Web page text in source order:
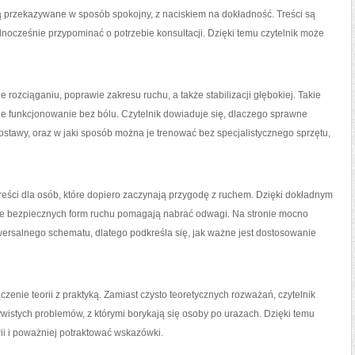
w sposób spokojny, z naciskiem na dokładność. Treści są
przypominać o potrzebie konsultacji. Dzięki temu czytelnik może
rozciąganiu, poprawie zakresu ruchu, a także stabilizacji głębokiej. Takie
funkcjonowanie bez bólu. Czytelnik dowiaduje się, dlaczego sprawne
oraz w jaki sposób można je trenować bez specjalistycznego sprzętu,
dla osób, które dopiero zaczynają przygodę z ruchem. Dzięki dokładnym
bezpiecznych form ruchu pomagają nabrać odwagi. Na stronie mocno
schematu, dlatego podkreśla się, jak ważne jest dostosowanie
teorii z praktyką. Zamiast czysto teoretycznych rozważań, czytelnik
problemów, z którymi borykają się osoby po urazach. Dzięki temu
i poważniej potraktować wskazówki.